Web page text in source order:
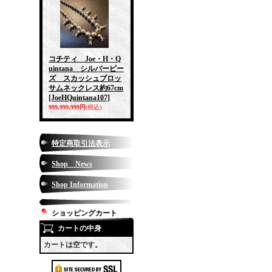
コチティ Joe・H・Q
uintana シルバービー
ズ スカッシュブロッ
サムネックレス約67cm
[JoeHQuintana107]
999,999,999円(税込)
特定商取引法表示
Shop News
Shop Information
ショッピングカート
カートの中身
カートは空です。